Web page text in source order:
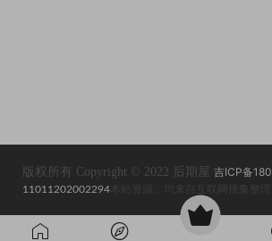
版权所有 Copyright © 2022 后期屋 吉ICP备
11011202002294 本站资源，均来自互联网搜集整